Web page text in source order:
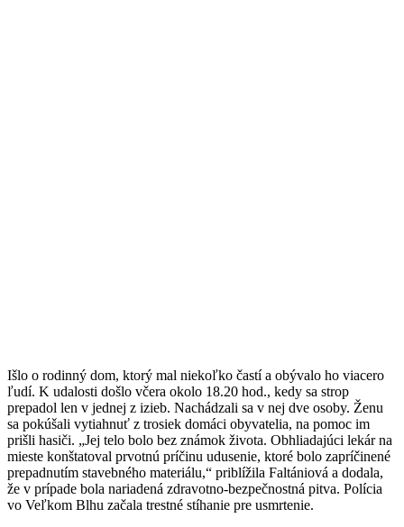
Išlo o rodinný dom, ktorý mal niekoľko častí a obývalo ho viacero
ľudí. K udalosti došlo včera okolo 18.20 hod., kedy sa strop
prepadol len v jednej z izieb. Nachádzali sa v nej dve osoby. Ženu
sa pokúšali vytiahnuť z trosiek domáci obyvatelia, na pomoc im
prišli hasiči. „Jej telo bolo bez známok života. Obhliadajúci lekár na
mieste konštatoval prvotnú príčinu udusenie, ktoré bolo zapríčinené
prepadnutím stavebného materiálu,“ priblížila Faltániová a dodala,
že v prípade bola nariadená zdravotno-bezpečnostná pitva. Polícia
vo Veľkom Blhu začala trestné stíhanie pre usmrtenie.